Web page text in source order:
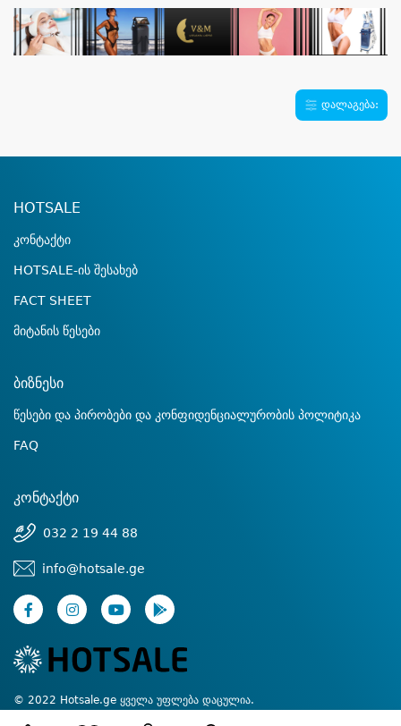
დალაგება:
HOTSALE
კონტაქტი
HOTSALE-ის შესახებ
FACT SHEET
მიტანის წესები
ბიზნესი
წესები და პირობები და კონფიდენციალურობის პოლიტიკა
FAQ
კონტაქტი
032 2 19 44 88
info@hotsale.ge
© 2022 Hotsale.ge ყველა უფლება დაცულია.